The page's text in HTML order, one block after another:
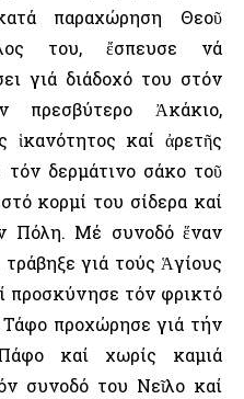
παραχώρηση Θεοῦ
του, ἔσπευσε νά
γιά διάδοχό του στόν
πρεσβύτερο Ἀκάκιο,
ἱκανότητος καί ἀρετῆς
τόν δερμάτινο σάκο τοῦ
κορμί του σίδερα καί
Πόλη. Μέ συνοδό ἕναν
γιά τούς Ἁγίους
προσκύνησε τόν φρικτό
προχώρησε γιά τήν
καί χωρίς καμιά
συνοδό του Νεῖλο καί